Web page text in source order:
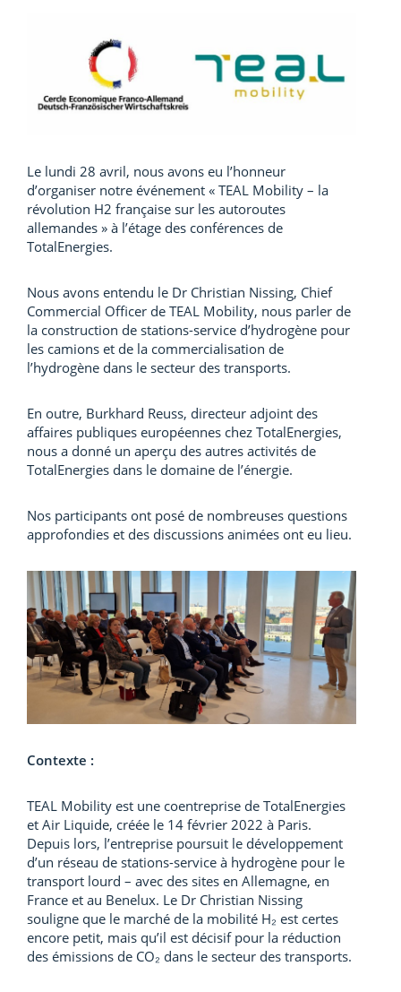
Le lundi 28 avril, nous avons eu l’honneur
d’organiser notre événement « TEAL Mobility – la
révolution H2 française sur les autoroutes
allemandes » à l’étage des conférences de
TotalEnergies.
Nous avons entendu le Dr Christian Nissing, Chief
Commercial Officer de TEAL Mobility, nous parler de
la construction de stations-service d’hydrogène pour
les camions et de la commercialisation de
l’hydrogène dans le secteur des transports.
En outre, Burkhard Reuss, directeur adjoint des
affaires publiques européennes chez TotalEnergies,
nous a donné un aperçu des autres activités de
TotalEnergies dans le domaine de l’énergie.
Nos participants ont posé de nombreuses questions
approfondies et des discussions animées ont eu lieu.
Contexte :
TEAL Mobility est une coentreprise de TotalEnergies
et Air Liquide, créée le 14 février 2022 à Paris.
Depuis lors, l’entreprise poursuit le développement
d’un réseau de stations-service à hydrogène pour le
transport lourd – avec des sites en Allemagne, en
France et au Benelux. Le Dr Christian Nissing
souligne que le marché de la mobilité H₂ est certes
encore petit, mais qu’il est décisif pour la réduction
des émissions de CO₂ dans le secteur des transports.